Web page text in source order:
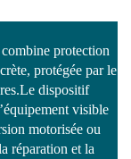
combine protection
protégée par le
dispositif
visible
motorisée ou
réparation et la